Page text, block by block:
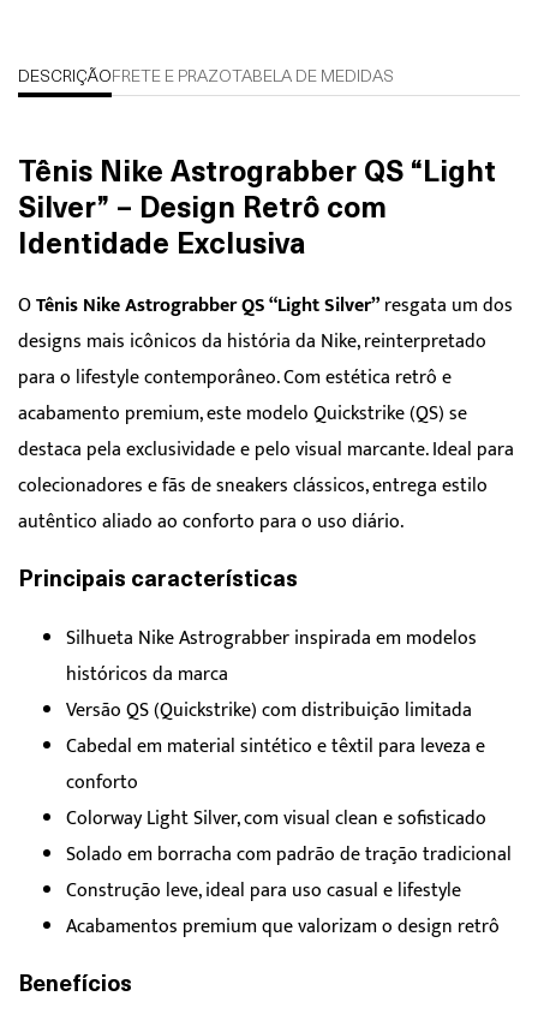
DESCRIÇÃO FRETE E PRAZOTABELA DE MEDIDAS
Tênis Nike Astrograbber QS “Light
Silver” – Design Retrô com
Identidade Exclusiva
OTênis Nike Astrograbber QS “Light Silver”resgata um dos
designs mais icônicos da história da Nike, reinterpretado
para o lifestyle contemporâneo. Com estética retrô e
acabamento premium, este modelo Quickstrike (QS) se
destaca pela exclusividade e pelo visual marcante. Ideal para
colecionadores e fãs de sneakers clássicos, entrega estilo
autêntico aliado ao conforto para o uso diário.
Principais características
Silhueta Nike Astrograbber inspirada em modelos
históricos da marca
Versão QS (Quickstrike) com distribuição limitada
Cabedal em material sintético e têxtil para leveza e
conforto
Colorway Light Silver, com visual clean e sofisticado
Solado em borracha com padrão de tração tradicional
Construção leve, ideal para uso casual e lifestyle
Acabamentos premium que valorizam o design retrô
Benefícios